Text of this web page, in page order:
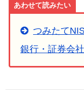
あわせて読みたい
つみたて
銀行・証券会